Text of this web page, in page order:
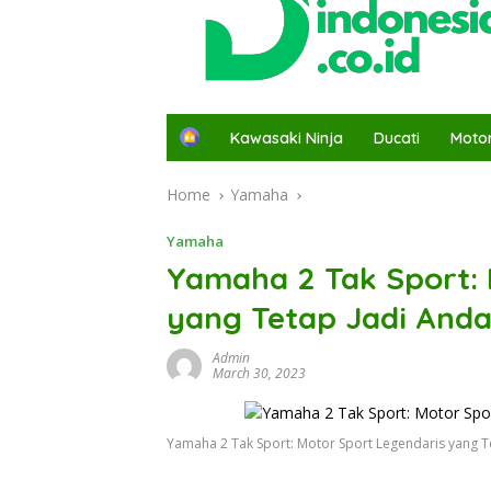
H
e
Kawasaki Ninja Ducati
Home Yamaha
Yamaha
Yamaha 2 Tak
yang Tetap Jadi
Admin
March 30, 2023
Yamaha 2 Tak Sport: Motor Sport Legendaris yang